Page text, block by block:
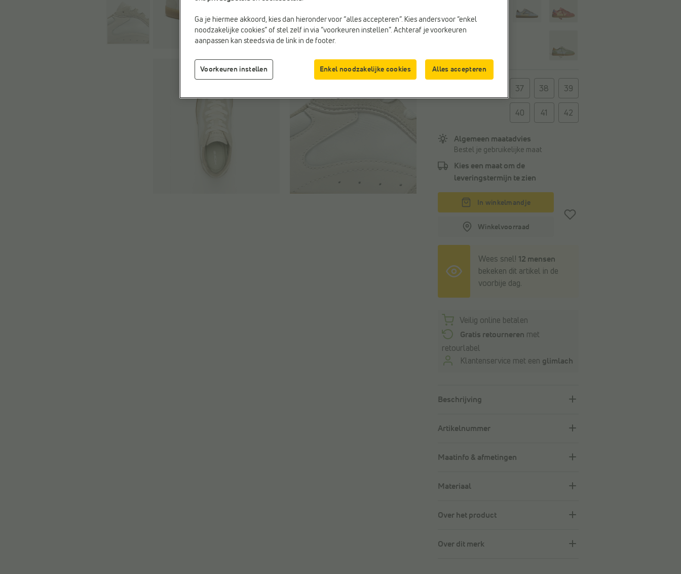
37 38 39
40 41 42
Algemeen maatadvies
Bestel je gebruikelijke maat
Kies een maat om de
leveringstermijn te zien
In winkelmandje
Winkelvoorraad
Wees snel! 12 mensen
bekeken dit artikel in de
voorbije dag.
Veilig online betalen
Gratis retourneren met
retourlabel
Klantenservice met een glimlach
Beschrijving
Artikelnummer
Maatinfo & afmetingen
Materiaal
Over het product
Over dit merk
Ga je hiermee akkoord, kies dan hieronder voor “alles accepteren”. Kies anders voor “enkel
noodzakelijke cookies” of stel zelf in via “voorkeuren instellen”. Achteraf je voorkeuren
aanpassen kan steeds via de link in de footer.
Voorkeuren instellen Enkel noodzakelijke cookies Alles accepteren